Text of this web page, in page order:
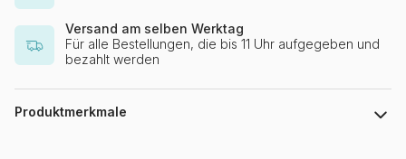
Versand am selben Werktag
Für alle Bestellungen, die bis 11 Uhr aufgegeben und
bezahlt werden
Produktmerkmale